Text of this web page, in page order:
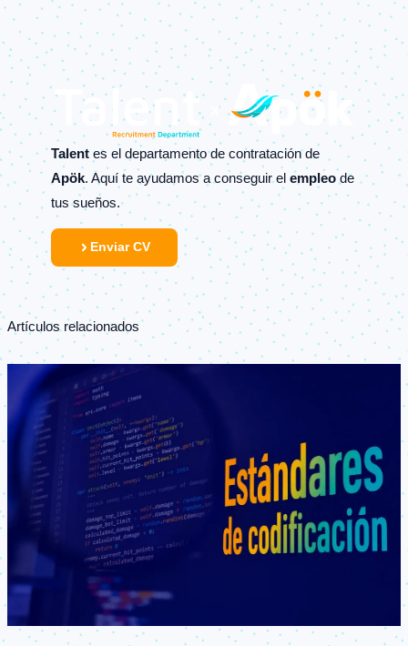
Talentes el departamento de contratación de
Apök. Aquí te ayudamos a conseguir el empleode
tus sueños.
Enviar CV
Artículos relacionados